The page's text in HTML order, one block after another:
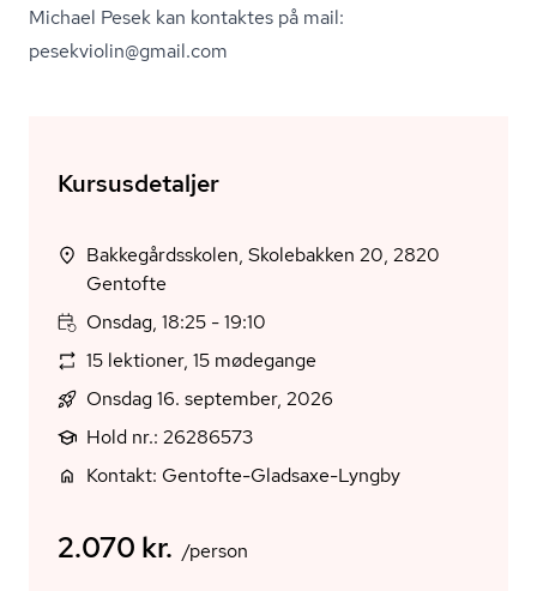
Michael Pesek kan kontaktes på mail:
pesekviolin@gmail.com
Kursusdetaljer
Bakkegårdsskolen, Skolebakken 20, 2820
Gentofte
Onsdag, 18:25 - 19:10
15 lektioner, 15 mødegange
Onsdag 16. september, 2026
Hold nr.: 26286573
Kontakt: Gentofte-Gladsaxe-Lyngby
2.070 kr. /person